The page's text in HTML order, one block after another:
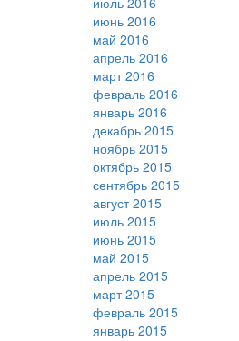
июнь 2016
май 2016
апрель 2016
март 2016
февраль 2016
январь 2016
декабрь 2015
ноябрь 2015
октябрь 2015
сентябрь 2015
август 2015
июль 2015
июнь 2015
май 2015
апрель 2015
март 2015
февраль 2015
январь 2015